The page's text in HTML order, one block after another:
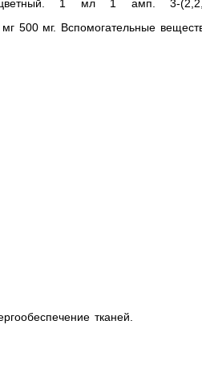
1 мл 1 амп. 3-
500 мг. Вспомогательные
тканей.